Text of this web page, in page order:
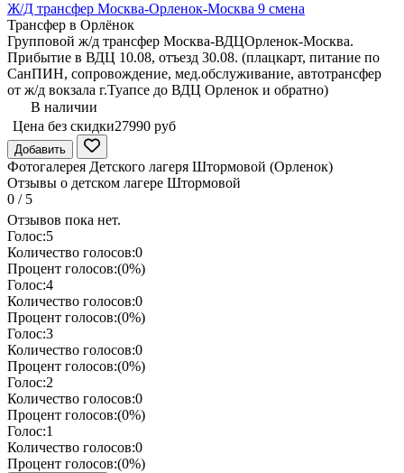
Ж/Д трансфер Москва-Орленок-Москва 9 смена
Трансфер в Орлёнок
Групповой ж/д трансфер Москва-ВДЦОрленок-Москва.
Прибытие в ВДЦ 10.08, отъезд 30.08. (плацкарт, питание по
СанПИН, сопровождение, мед.обслуживание, автотрансфер
от ж/д вокзала г.Туапсе до ВДЦ Орленок и обратно)
В наличии
Цена без скидки27990 руб
Добавить
Фотогалерея Детского лагеря Штормовой (Орленок)
Отзывы о детском лагере Штормовой
0 / 5
Отзывов пока нет.
Голос:5
Количество голосов:0
Процент голосов:(0%)
Голос:4
Количество голосов:0
Процент голосов:(0%)
Голос:3
Количество голосов:0
Процент голосов:(0%)
Голос:2
Количество голосов:0
Процент голосов:(0%)
Голос:1
Количество голосов:0
Процент голосов:(0%)